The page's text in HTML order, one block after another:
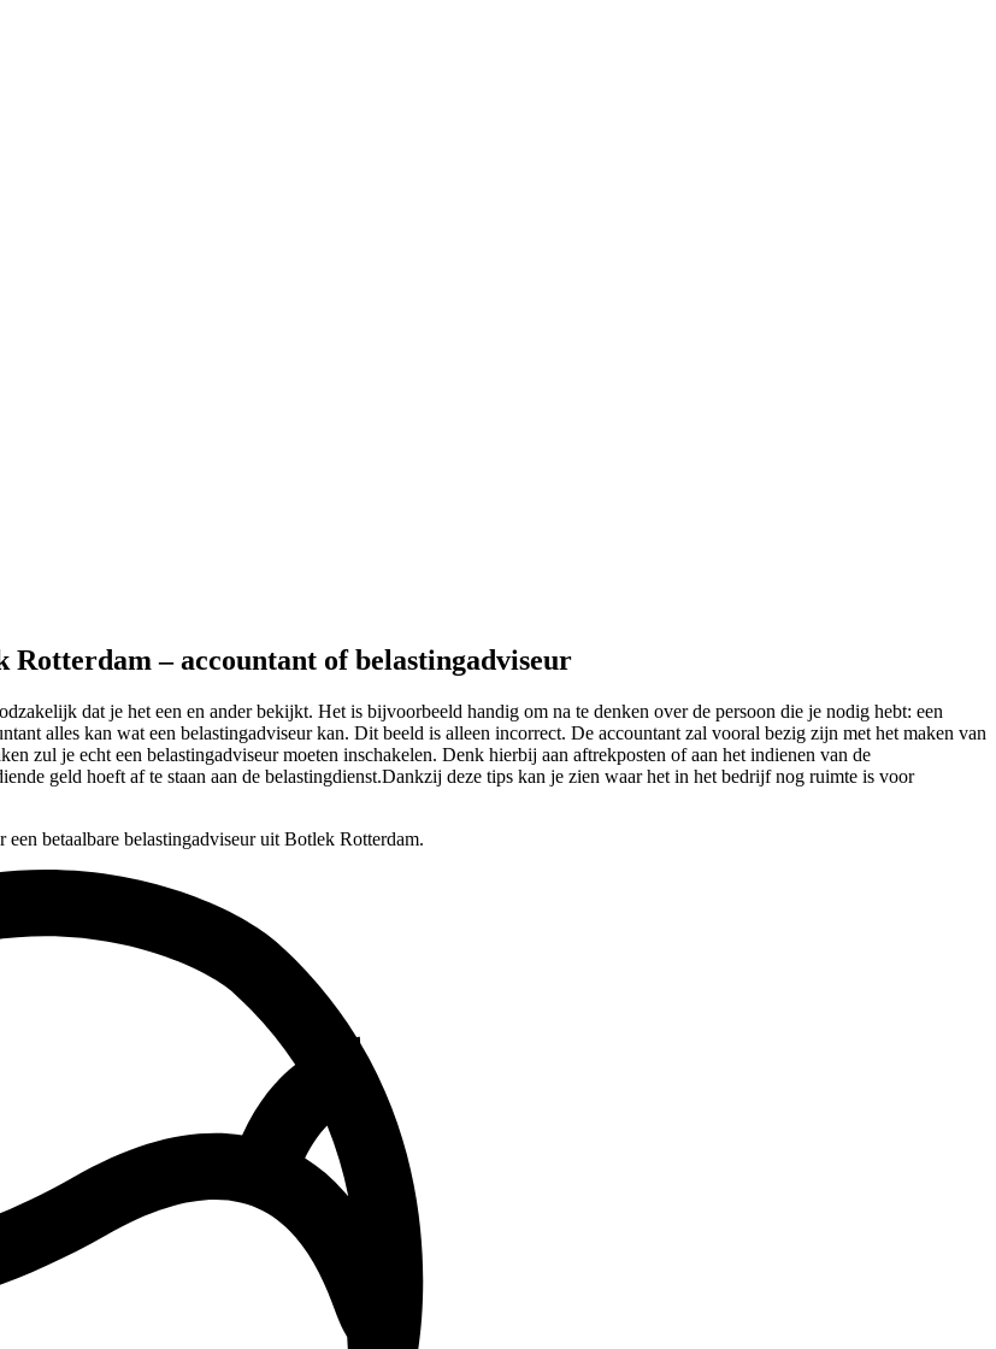
– accountant of belastingadviseur
dat je het een en ander bekijkt. Het is bijvoorbeeld handig om na te denken over de persoon die je nodig hebt: een
alles kan wat een belastingadviseur kan. Dit beeld is alleen incorrect. De accountant zal vooral bezig zijn met het maken van
zul je echt een belastingadviseur moeten inschakelen. Denk hierbij aan aftrekposten of aan het indienen van de
geld hoeft af te staan aan de belastingdienst.Dankzij deze tips kan je zien waar het in het bedrijf nog ruimte is voor
betaalbare belastingadviseur uit Botlek Rotterdam.